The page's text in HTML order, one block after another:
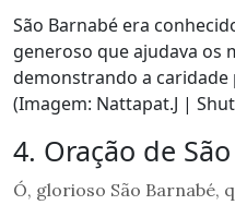
São Barnabé era
generoso que ajudava os
demonstrando a
(Imagem: Nattapat.J |
4. Oração de
Ó, glorioso São Barnabé,